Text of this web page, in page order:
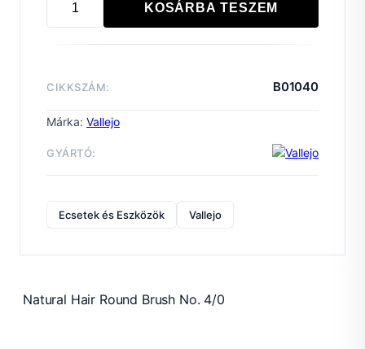
Natural
4/0
KOSÁRBA TESZEM
CIKKSZÁM: B01040
Márka: Vallejo
GYÁRTÓ:
Ecsetek és Eszközök Vallejo
Natural Hair Round Brush No. 4/0